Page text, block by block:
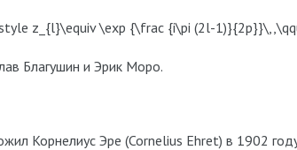
z_{l}\equiv \exp {\frac {i\pi (2l-
Благушин и Эрик Моро.
Корнелиус Эре (Cornelius Ehret) в 1902